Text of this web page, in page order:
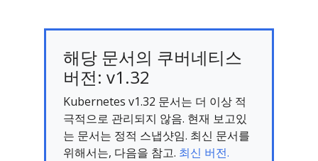
해당 문서의 쿠버네티스
버전: v1.32
Kubernetes v1.32 문서는 더 이상 적
극적으로 관리되지 않음. 현재 보고있
는 문서는 정적 스냅샷임. 최신 문서를
위해서는, 다음을 참고. 최신 버전.